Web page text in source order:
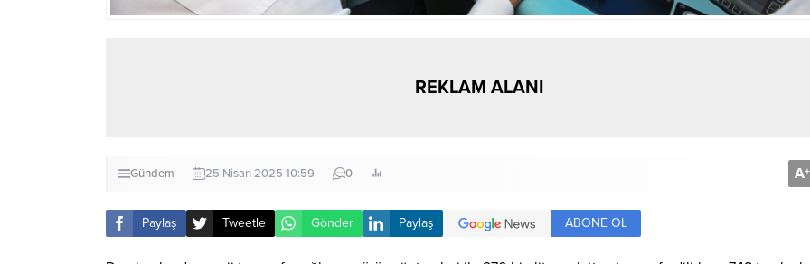
REKLAM ALANI
Gündem 25 Nisan 2025 10:59 0 A+
Paylaş Tweetle Gönder Paylaş ABONE OL